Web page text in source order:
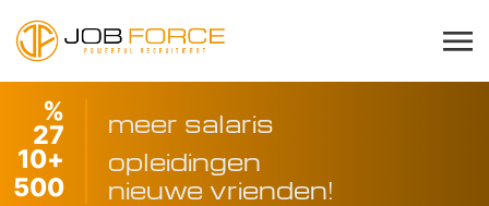
%
27
meer salaris
+
10
opleidingen
500
nieuwe vrienden!